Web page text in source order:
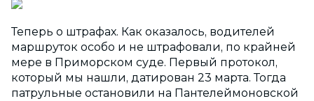
Теперь о штрафах. Как оказалось, водителей
маршруток особо и не штрафовали, по крайней
мере в Приморском суде. Первый протокол,
который мы нашли, датирован 23 марта. Тогда
патрульные остановили на Пантелеймоновской